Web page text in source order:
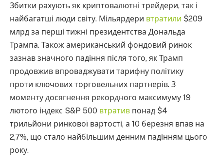
Збитки рахують як криптовалютні трейдери, так і
найбагатші люди світу. Мільярдери втратили $209
млрд за перші тижні президентства Дональда
Трампа. Також американський фондовий ринок
зазнав значного падіння після того, як Трамп
продовжив впроваджувати тарифну політику
проти ключових торговельних партнерів. З
моменту досягнення рекордного максимуму 19
лютого індекс S&P 500 втратив понад $4
трильйони ринкової вартості, а 10 березня впав на
2,7%, що стало найбільшим денним падінням цього
року.